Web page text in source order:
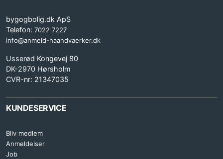
bygogbolig.dk ApS
Telefon: 7022 7227
info@anmeld-haandvaerker.dk
Usserød Kongevej 80
DK-2970 Hørsholm
CVR-nr: 21347035
KUNDESERVICE
Bliv medlem
Anmeldelser
Job